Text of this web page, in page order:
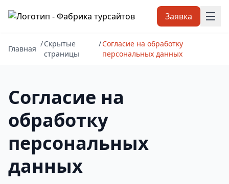
Заявка
Главная
/Скрытые
страницы
/Согласие на обработку
персональных данных
Согласие на
обработку
персональных
данных